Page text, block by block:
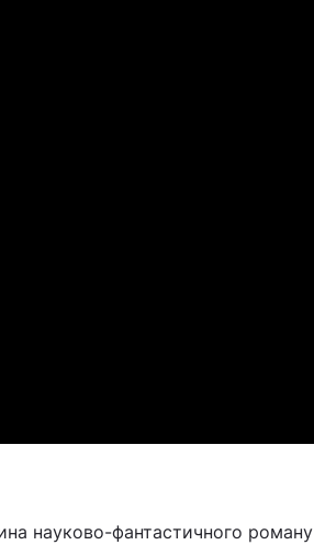
науково-фантастичного роману